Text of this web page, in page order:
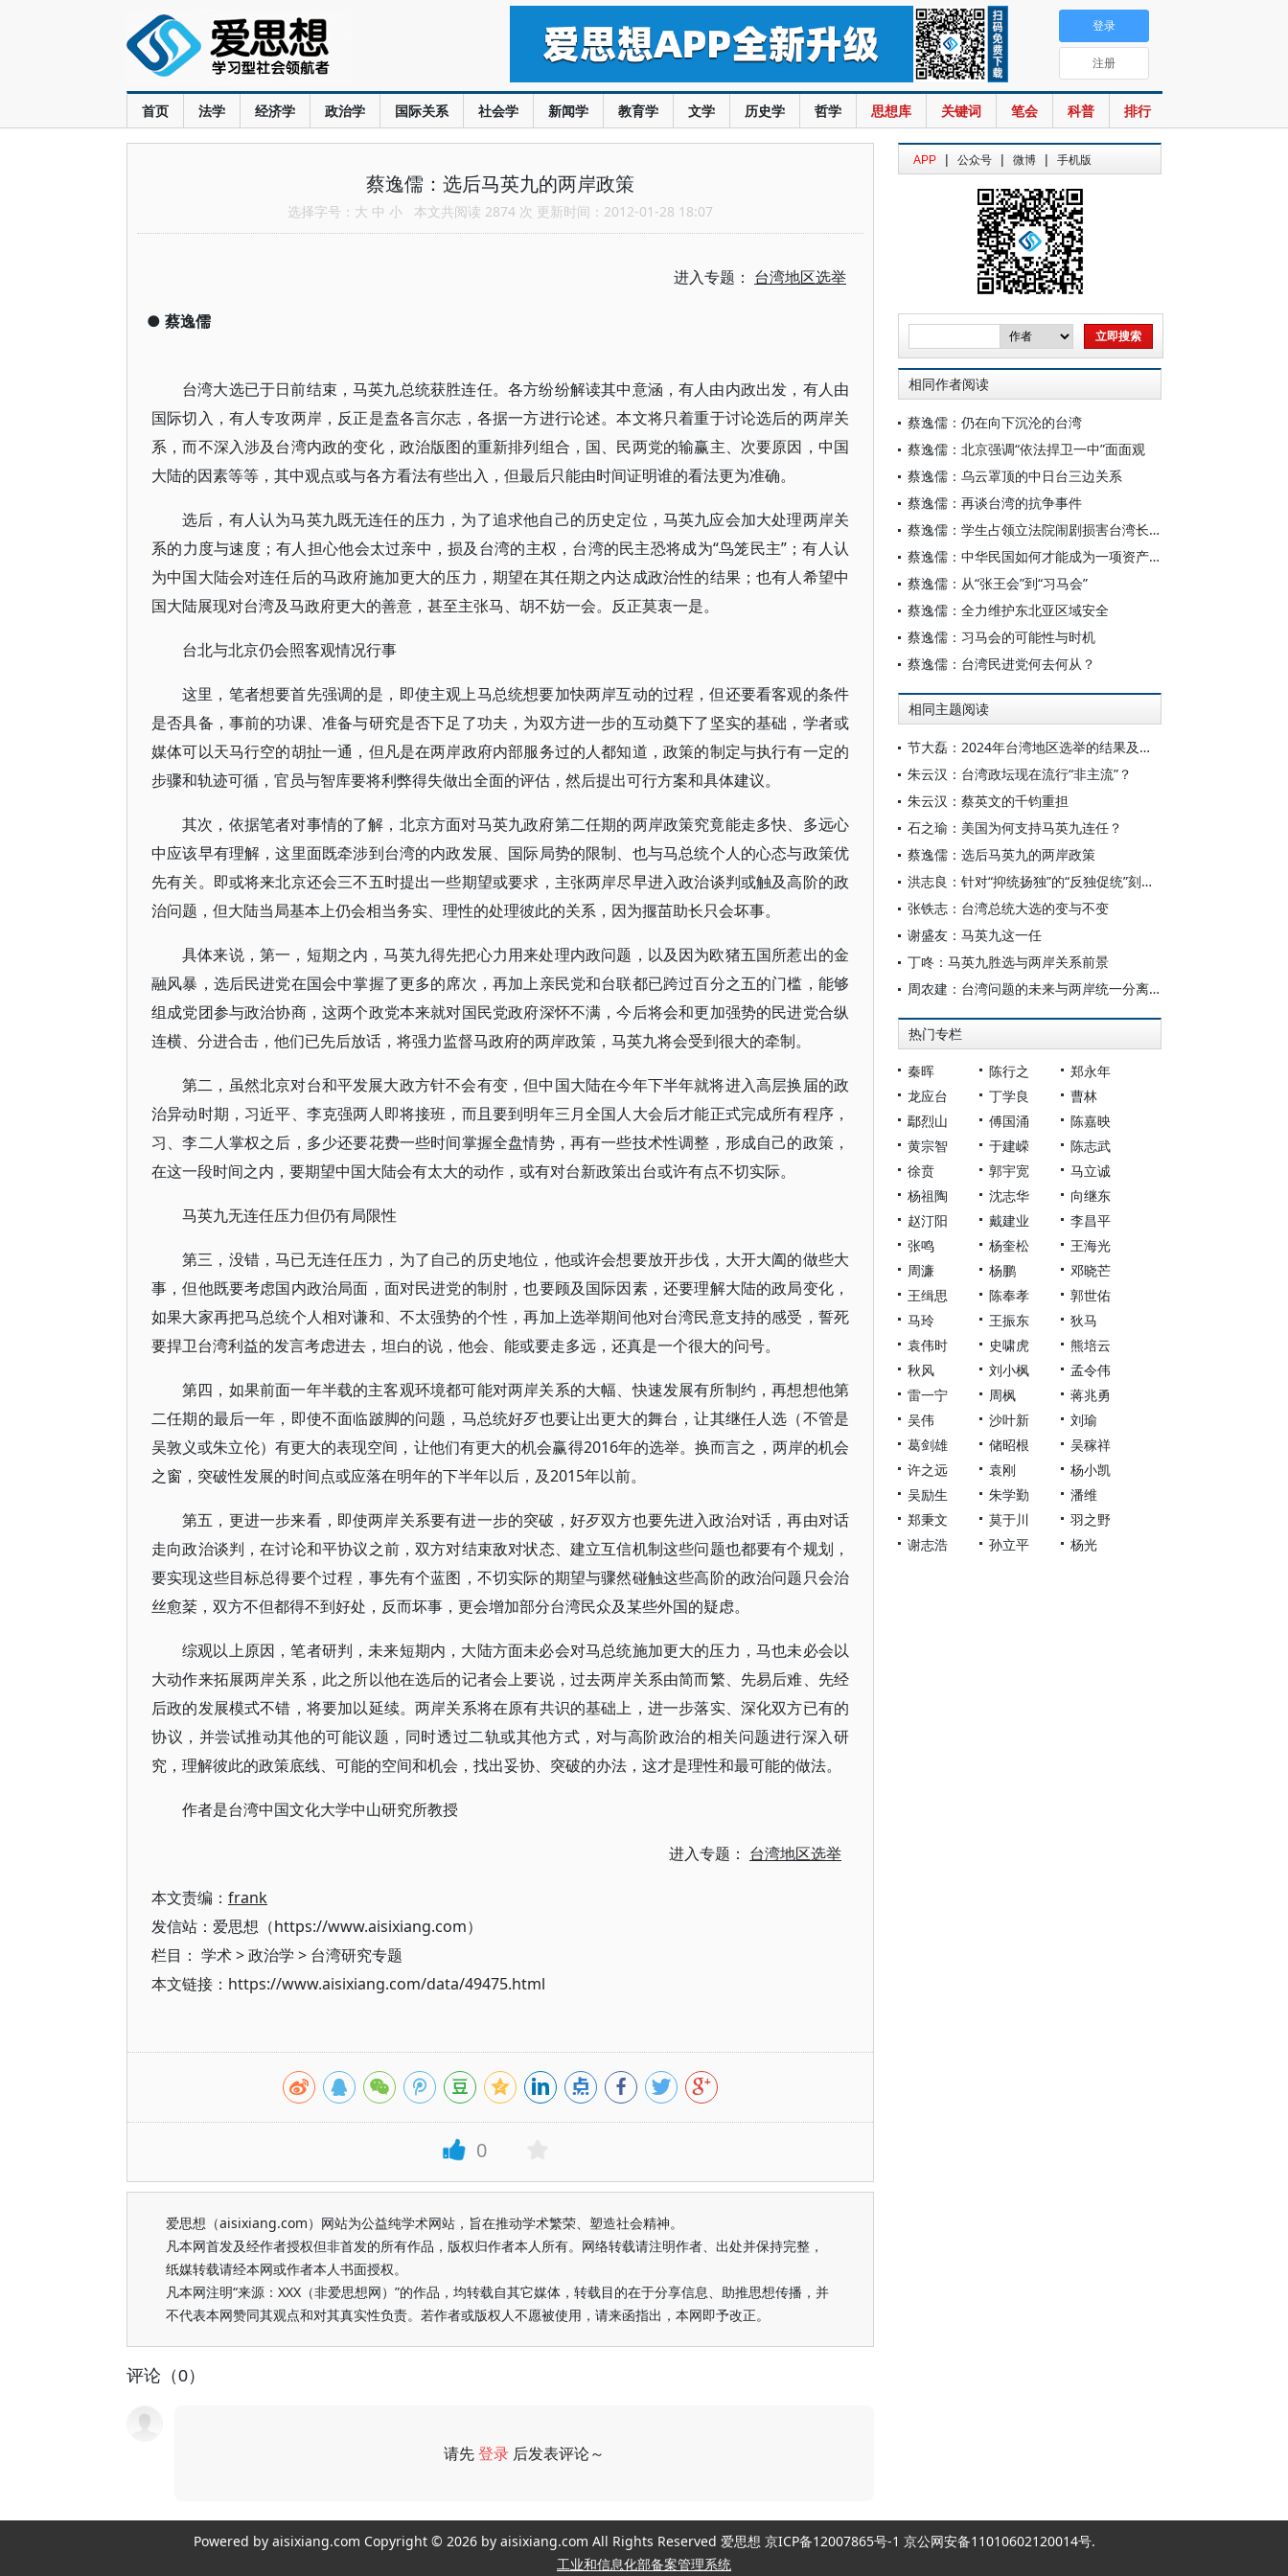
首页 法学 经济学 政治学 国际关系 社会学 新闻学 教育学 文学 历史学 哲学 思想库 关键词 笔会 科普 排行
登录
注册
蔡逸儒：选后马英九的两岸政策
选择字号： 大 中 小 本文共阅读 2874 次 更新时间：2012-01-28 18:07
进入专题： 台湾地区选举
● 蔡逸儒
台湾大选已于日前结束，马英九总统获胜连任。各方纷纷解读其中意涵，有人由内政出发，有人由
国际切入，有人专攻两岸，反正是盍各言尔志，各据一方进行论述。本文将只着重于讨论选后的两岸关
系，而不深入涉及台湾内政的变化，政治版图的重新排列组合，国、民两党的输赢主、次要原因，中国
大陆的因素等等，其中观点或与各方看法有些出入，但最后只能由时间证明谁的看法更为准确。
选后，有人认为马英九既无连任的压力，为了追求他自己的历史定位，马英九应会加大处理两岸关
系的力度与速度；有人担心他会太过亲中，损及台湾的主权，台湾的民主恐将成为“鸟笼民主”；有人认
为中国大陆会对连任后的马政府施加更大的压力，期望在其任期之内达成政治性的结果；也有人希望中
国大陆展现对台湾及马政府更大的善意，甚至主张马、胡不妨一会。反正莫衷一是。
台北与北京仍会照客观情况行事
这里，笔者想要首先强调的是，即使主观上马总统想要加快两岸互动的过程，但还要看客观的条件
是否具备，事前的功课、准备与研究是否下足了功夫，为双方进一步的互动奠下了坚实的基础，学者或
媒体可以天马行空的胡扯一通，但凡是在两岸政府内部服务过的人都知道，政策的制定与执行有一定的
步骤和轨迹可循，官员与智库要将利弊得失做出全面的评估，然后提出可行方案和具体建议。
其次，依据笔者对事情的了解，北京方面对马英九政府第二任期的两岸政策究竟能走多快、多远心
中应该早有理解，这里面既牵涉到台湾的内政发展、国际局势的限制、也与马总统个人的心态与政策优
先有关。即或将来北京还会三不五时提出一些期望或要求，主张两岸尽早进入政治谈判或触及高阶的政
治问题，但大陆当局基本上仍会相当务实、理性的处理彼此的关系，因为揠苗助长只会坏事。
具体来说，第一，短期之内，马英九得先把心力用来处理内政问题，以及因为欧猪五国所惹出的金
融风暴，选后民进党在国会中掌握了更多的席次，再加上亲民党和台联都已跨过百分之五的门槛，能够
组成党团参与政治协商，这两个政党本来就对国民党政府深怀不满，今后将会和更加强势的民进党合纵
连横、分进合击，他们已先后放话，将强力监督马政府的两岸政策，马英九将会受到很大的牵制。
第二，虽然北京对台和平发展大政方针不会有变，但中国大陆在今年下半年就将进入高层换届的政
治异动时期，习近平、李克强两人即将接班，而且要到明年三月全国人大会后才能正式完成所有程序，
习、李二人掌权之后，多少还要花费一些时间掌握全盘情势，再有一些技术性调整，形成自己的政策，
在这一段时间之内，要期望中国大陆会有太大的动作，或有对台新政策出台或许有点不切实际。
马英九无连任压力但仍有局限性
第三，没错，马已无连任压力，为了自己的历史地位，他或许会想要放开步伐，大开大阖的做些大
事，但他既要考虑国内政治局面，面对民进党的制肘，也要顾及国际因素，还要理解大陆的政局变化，
如果大家再把马总统个人相对谦和、不太强势的个性，再加上选举期间他对台湾民意支持的感受，誓死
要捍卫台湾利益的发言考虑进去，坦白的说，他会、能或要走多远，还真是一个很大的问号。
第四，如果前面一年半载的主客观环境都可能对两岸关系的大幅、快速发展有所制约，再想想他第
二任期的最后一年，即使不面临跛脚的问题，马总统好歹也要让出更大的舞台，让其继任人选（不管是
吴敦义或朱立伦）有更大的表现空间，让他们有更大的机会赢得2016年的选举。换而言之，两岸的机会
之窗，突破性发展的时间点或应落在明年的下半年以后，及2015年以前。
第五，更进一步来看，即使两岸关系要有进一步的突破，好歹双方也要先进入政治对话，再由对话
走向政治谈判，在讨论和平协议之前，双方对结束敌对状态、建立互信机制这些问题也都要有个规划，
要实现这些目标总得要个过程，事先有个蓝图，不切实际的期望与骤然碰触这些高阶的政治问题只会治
丝愈棻，双方不但都得不到好处，反而坏事，更会增加部分台湾民众及某些外国的疑虑。
综观以上原因，笔者研判，未来短期内，大陆方面未必会对马总统施加更大的压力，马也未必会以
大动作来拓展两岸关系，此之所以他在选后的记者会上要说，过去两岸关系由简而繁、先易后难、先经
后政的发展模式不错，将要加以延续。两岸关系将在原有共识的基础上，进一步落实、深化双方已有的
协议，并尝试推动其他的可能议题，同时透过二轨或其他方式，对与高阶政治的相关问题进行深入研
究，理解彼此的政策底线、可能的空间和机会，找出妥协、突破的办法，这才是理性和最可能的做法。
作者是台湾中国文化大学中山研究所教授
进入专题： 台湾地区选举
本文责编： frank
发信站：爱思想（https://www.aisixiang.com）
栏目： 学术>政治学 > 台湾研究专题
本文链接：https://www.aisixiang.com/data/49475.html
0
爱思想（aisixiang.com）网站为公益纯学术网站，旨在推动学术繁荣、塑造社会精神。
凡本网首发及经作者授权但非首发的所有作品，版权归作者本人所有。网络转载请注明作者、出处并保持完整，
纸媒转载请经本网或作者本人书面授权。
凡本网注明“来源：XXX（非爱思想网）”的作品，均转载自其它媒体，转载目的在于分享信息、助推思想传播，并
不代表本网赞同其观点和对其真实性负责。若作者或版权人不愿被使用，请来函指出，本网即予改正。
评论（0）
请先登录 后发表评论～
APP | 公众号 | 微博 | 手机版
相同作者阅读
蔡逸儒：仍在向下沉沦的台湾
蔡逸儒：北京强调“依法捍卫一中”面面观
蔡逸儒：乌云罩顶的中日台三边关系
蔡逸儒：再谈台湾的抗争事件
蔡逸儒：学生占领立法院闹剧损害台湾长远利益
蔡逸儒：中华民国如何才能成为一项资产？
蔡逸儒：从“张王会”到“习马会”
蔡逸儒：全力维护东北亚区域安全
蔡逸儒：习马会的可能性与时机
蔡逸儒：台湾民进党何去何从？
相同主题阅读
节大磊：2024年台湾地区选举的结果及其影响
朱云汉：台湾政坛现在流行“非主流”？
朱云汉：蔡英文的千钧重担
石之瑜：美国为何支持马英九连任？
蔡逸儒：选后马英九的两岸政策
洪志良：针对“抑统扬独”的“反独促统”刻不容缓
张铁志：台湾总统大选的变与不变
谢盛友：马英九这一任
丁咚：马英九胜选与两岸关系前景
周农建：台湾问题的未来与两岸统一分离的十种可能
热门专栏
秦晖 陈行之
郑永年
龙应台
丁学良
曹林
鄢烈山
傅国涌
陈嘉映
黄宗智
于建嵘
陈志武
徐贲
郭宇宽
马立诚
杨祖陶
沈志华
向继东
赵汀阳
戴建业
李昌平
张鸣
杨奎松
王海光
周濂
杨鹏
邓晓芒
王缉思
陈奉孝
郭世佑
马玲
王振东
狄马
袁伟时
史啸虎
熊培云
秋风
刘小枫
孟令伟
雷一宁
周枫
蒋兆勇
吴伟
沙叶新
刘瑜
葛剑雄
储昭根
吴稼祥
许之远
袁刚
杨小凯
吴励生
朱学勤
潘维
郑秉文
莫于川
羽之野
谢志浩
孙立平 杨光
Powered by aisixiang.com Copyright © 2026 by aisixiang.com All Rights Reserved 爱思想 京ICP备12007865号-1 京公网安备11010602120014号.
工业和信息化部备案管理系统